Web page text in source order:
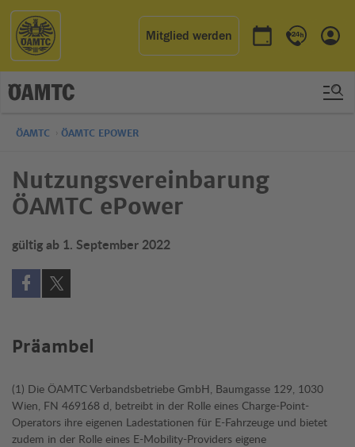
Mitglied werden
Termin buchen
Kontakt &
ÖAMTC ÖAMTC EPOWER
Nutzungsvereinbarung
ÖAMTC ePower
gültig ab 1. September 2022
Auf Facebook teilen (öffnet in neuem Fenster)
Auf X teilen (öffnet in neuem Fenster)
Präambel
(1) Die ÖAMTC Verbandsbetriebe GmbH, Baumgasse 129, 1030
Wien, FN 469168 d, betreibt in der Rolle eines Charge-Point-
Operators ihre eigenen Ladestationen für E-Fahrzeuge und bietet
zudem in der Rolle eines E-Mobility-Providers eigene